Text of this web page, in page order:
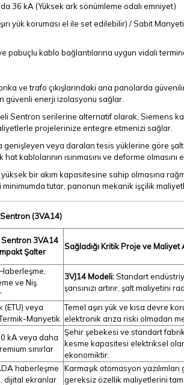
36 kA (Yüksek ark sönümleme odalı emniyet)
yük koruması el ile set edilebilir) / Sabit
pabuçlu kablo bağlantılarına uygun vidalı
ve trafo çıkışlarındaki ana panolarda
güvenli enerji izolasyonu sağlar.
Sentron serilerine alternatif olarak, Siemens
projelerinize entegre etmenizi sağlar.
genişleyen veya daralan tesis yüklerine göre
kablolarının ısınmasını ve deforme olmasını
bir akım kapasitesine sahip olmasına
tutar, panonun mekanik işçilik
Sentron (3VA14)
3VA14
Şalter
Sağladığı Kritik Proje ve Maliyet
ve Niş
3VJ14 Modeli:Standart
şansınızı artırır, şalt maliyetini
(ETU) veya
Manyetik
Temel aşırı yük ve kısa devre
elektronik arıza riski olmadan
kA veya daha
sınırlar
Şehir şebekesi ve standart
kesme kapasitesi elektriksel
ekonomiktir.
haberleşme
dijital ekranlar
Karmaşık otomasyon
gereksiz özellik maliyetlerini